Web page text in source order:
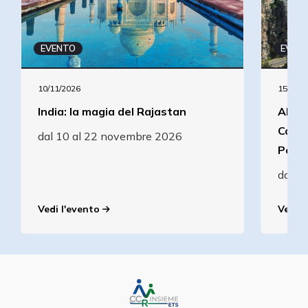
EVENTO
10/11/2026
India: la magia del Rajastan
dal 10 al 22 novembre 2026
Vedi l'evento
15/09/
Alla
dal
Vedi